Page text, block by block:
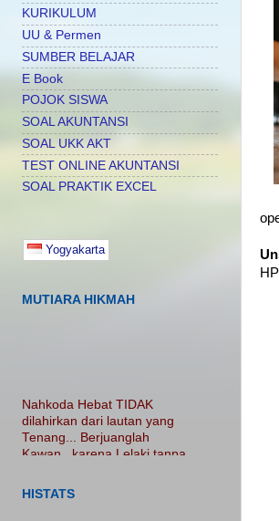
KURIKULUM
UU & Permen
SUMBER BELAJAR
E Book
POJOK SISWA
SOAL AKUNTANSI
SOAL UKK AKT
TEST ONLINE AKUNTANSI
SOAL PRAKTIK EXCEL
Yogyakarta
MUTIARA HIKMAH
dilahirkan dari lautan yang
Tenang... Berjuanglah
Kawan.. karena Lelaki tanpa
luka adalah Lelaki Tanpa
PROSES.. Jangan Hanya
HISTATS